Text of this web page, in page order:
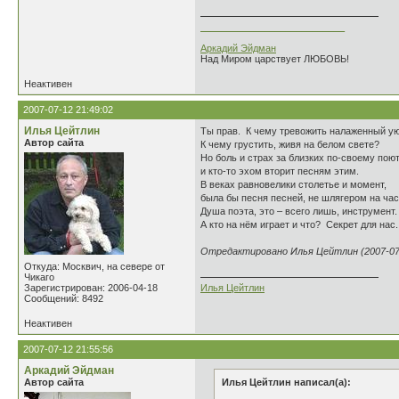
Аркадий Эйдман
Над Миром царствует ЛЮБОВЬ!
Неактивен
2007-07-12 21:49:02
Илья Цейтлин
Автор сайта
Откуда: Москвич, на севере от
Чикаго
Зарегистрирован: 2006-04-18
Сообщений: 8492
Ты прав. К чему тревожить налаженный
К чему грустить, живя на белом свете?
Но боль и страх за близких по-своему поют
и кто-то эхом вторит песням этим.
В веках равновелики столетье и момент,
была бы песня песней, не шлягером на час.
Душа поэта, это – всего лишь, инструмент.
А кто на нём играет и что? Секрет для нас...
Отредактировано Илья Цейтлин (2007-
Илья Цейтлин
Неактивен
2007-07-12 21:55:56
Аркадий Эйдман
Автор сайта
Илья Цейтлин написал(а):